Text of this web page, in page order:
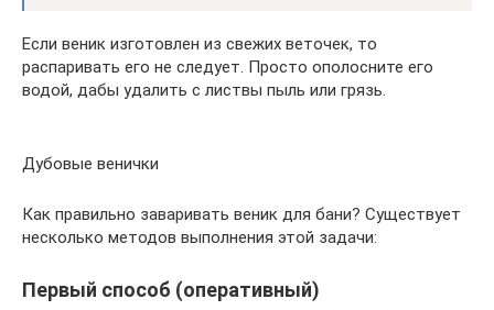
Если веник изготовлен из свежих веточек, то
распаривать его не следует. Просто ополосните его
водой, дабы удалить с листвы пыль или грязь.
Дубовые венички
Как правильно заваривать веник для бани? Существует
несколько методов выполнения этой задачи:
Первый способ (оперативный)